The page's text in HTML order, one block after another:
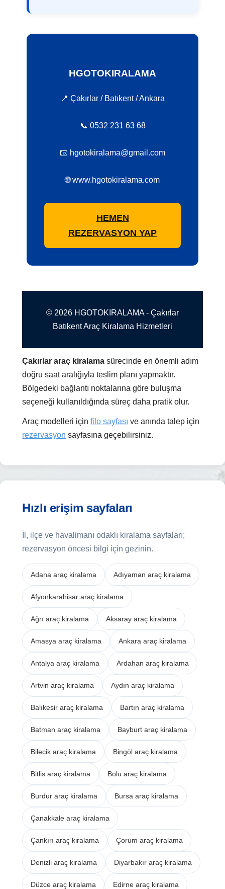
HGOTOKIRALAMA
📍 Çakırlar / Batıkent / Ankara
📞 0532 231 63 68
📧 hgotokiralama@gmail.com
🌐 www.hgotokiralama.com
HEMEN
REZERVASYON YAP
© 2026 HGOTOKIRALAMA - Çakırlar
Batıkent Araç Kiralama Hizmetleri
Çakırlar araç kiralama sürecinde en önemli adım
doğru saat aralığıyla teslim planı yapmaktır.
Bölgedeki bağlantı noktalarına göre buluşma
seçeneği kullanıldığında süreç daha pratik olur.
Araç modelleri içinfilo sayfası ve anında talep için
rezervasyon sayfasına geçebilirsiniz.
Hızlı erişim sayfaları
İl, ilçe ve havalimanı odaklı kiralama sayfaları;
rezervasyon öncesi bilgi için gezinin.
Adana araç kiralama Adıyaman araç kiralama
Afyonkarahisar araç kiralama
Ağrı araç kiralama Aksaray araç kiralama
Amasya araç kiralama Ankara araç kiralama
Antalya araç kiralama Ardahan araç kiralama
Artvin araç kiralama Aydın araç kiralama
Balıkesir araç kiralama Bartın araç kiralama
Batman araç kiralama Bayburt araç kiralama
Bilecik araç kiralama Bingöl araç kiralama
Bitlis araç kiralama Bolu araç kiralama
Burdur araç kiralama Bursa araç kiralama
Çanakkale araç kiralama
Çankırı araç kiralama Çorum araç kiralama
Denizli araç kiralama Diyarbakır araç kiralama
Düzce araç kiralama Edirne araç kiralama